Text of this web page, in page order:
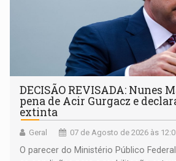
DECISÃO REVISADA: Nunes
pena de Acir Gurgacz e
extinta
Geral 07 de Agosto de 2026 às
O parecer do Ministério Público